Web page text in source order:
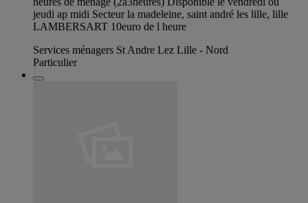
jeudi ap midi Secteur la madeleine, saint andré les lille, lille
LAMBERSART 10euro de l heure
Services ménagers St Andre Lez Lille - Nord
Particulier